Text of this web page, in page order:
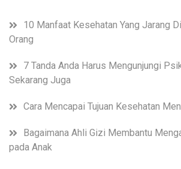
10 Manfaat Kesehatan Yang Jarang
Orang
7 Tanda Anda Harus Mengunjungi
Sekarang Juga
Cara Mencapai Tujuan Kesehatan
Bagaimana Ahli Gizi Membantu
pada Anak